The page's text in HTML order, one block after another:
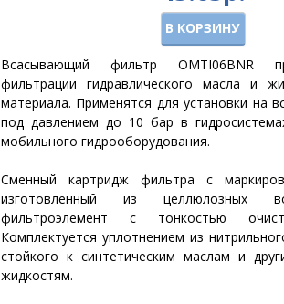
В КОРЗИНУ
Всасывающий фильтр OMTI06BNR
фильтрации гидравлического масла и
материала. Применятся для установки на
под давлением до 10 бар в
мобильного гидрооборудования.
Сменный картридж фильтра с
изготовленный из целлюлозных
фильтроэлемент с тонкостью
Комплектуется уплотнением из
стойкого к синтетическим маслам и
жидкостям.